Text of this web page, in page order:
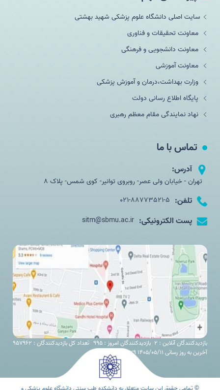
سایت اصلی دانشگاه علوم پزشکی شهید بهشتی
معاونت تحقیقات و فناوری
معاونت دانشجویی و فرهنگی
معاونت آموزشی
وزارت بهداشت،درمان و آموزش پزشکی
پایگاه اطلاع رسانی دولت
نهاد نمایندگی مقام معظم رهبری
تماس با ما
آدرس:
تهران - خیابان ولی عصر- روبروی توانیر- کوی شمس- پلاک 8
تلفن: 021-88773521-5
پست الکترونیکی: sitm@sbmu.ac.ir
بازدیدکنندگان آنلاین : 2 بازدیدکنندگان امروز : 995
تعداد کل بازدیدکنندگان : 957962
آخرین به روز رسانی 1405/05/11 11:29